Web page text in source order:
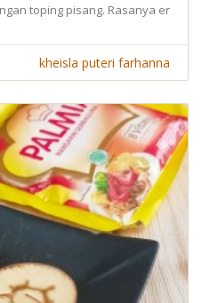
toping pisang. Rasanya enak
kheisla puteri farhanna